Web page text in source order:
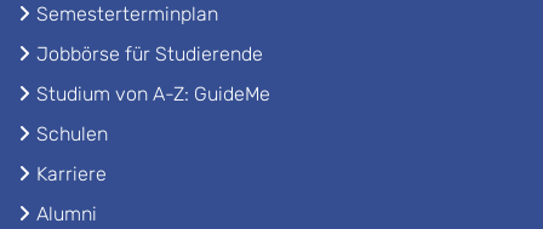
Semesterterminplan
Jobbörse für Studierende
Studium von A-Z: GuideMe
Schulen
Karriere
Alumni